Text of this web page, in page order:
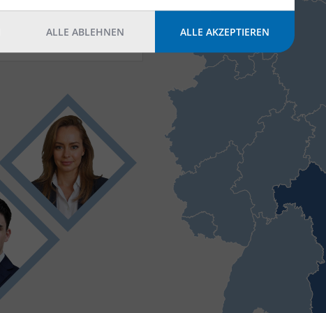
ALLE ABLEHNEN ALLE AKZEPTIEREN